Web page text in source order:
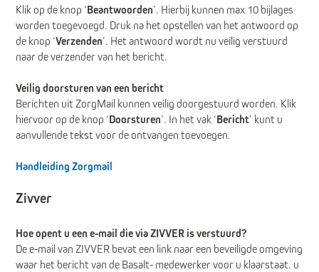
Klik op de knop ‘Beantwoorden’. Hierbij kunnen max 10 bijlages
worden toegevoegd. Druk na het opstellen van het antwoord op
de knop ‘Verzenden’. Het antwoord wordt nu veilig verstuurd
naar de verzender van het bericht.
Veilig doorsturen van een bericht
Berichten uit ZorgMail kunnen veilig doorgestuurd worden. Klik
hiervoor op de knop ‘Doorsturen’. In het vak ‘Bericht’ kunt u
aanvullende tekst voor de ontvangen toevoegen.
Handleiding Zorgmail
Zivver
Hoe opent u een e-mail die via ZIVVER is verstuurd?
De e-mail van ZIVVER bevat een link naar een beveiligde omgeving
waar het bericht van de Basalt- medewerker voor u klaarstaat. u